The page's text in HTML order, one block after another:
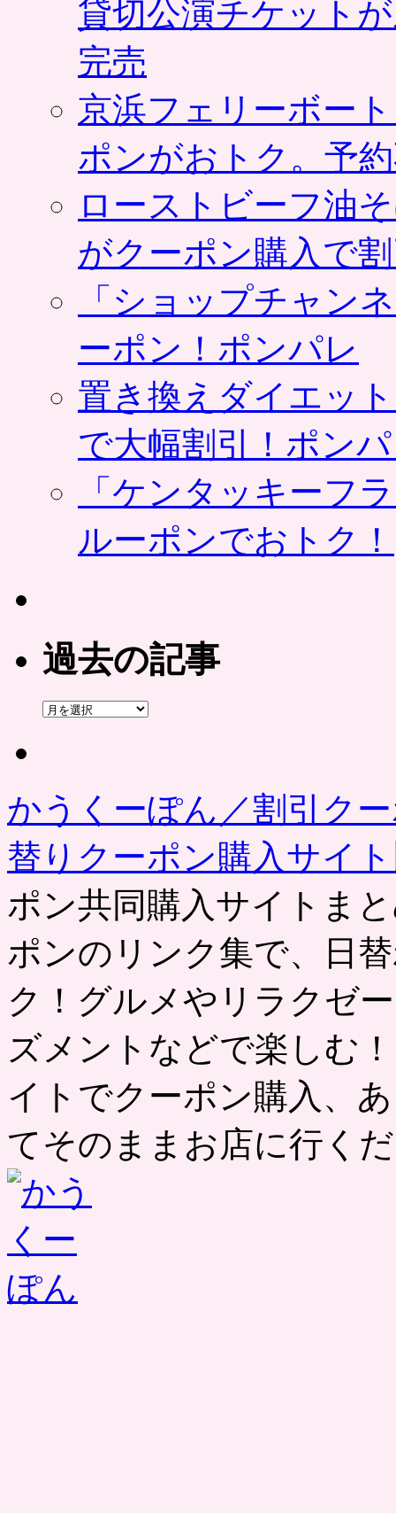
貸切公演チケット
完売
京浜フェリーボー
ポンがおトク。予
ローストビーフ油
がクーポン購入で
「ショップチャン
ーポン！ポンパレ
置き換えダイエッ
で大幅割引！ポン
「ケンタッキーフ
ルーポンでおトク！
過去の記事
過
かうくーぽん／割引ク
替りクーポン購入サイ
ポン共同購入サイトま
ポンのリンク集で、日
ク！グルメやリラクゼ
ズメントなどで楽しむ
イトでクーポン購入、
てそのままお店に行く